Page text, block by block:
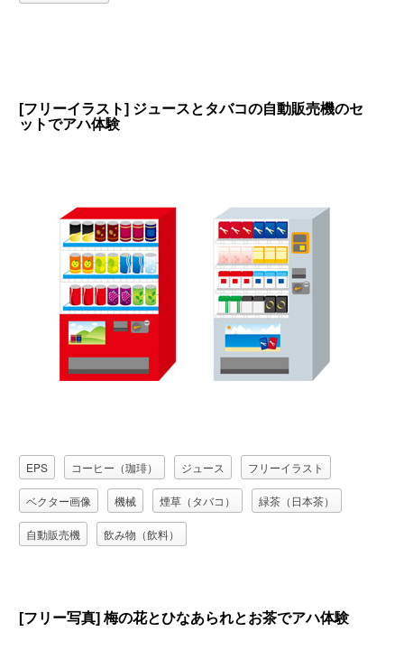
[フリーイラスト] ジュースとタバコの自動販売機のセ
ットでアハ体験
EPS コーヒー（珈琲） ジュース フリーイラスト
ベクター画像 機械 煙草（タバコ） 緑茶（日本茶）
自動販売機 飲み物（飲料）
[フリー写真] 梅の花とひなあられとお茶でアハ体験